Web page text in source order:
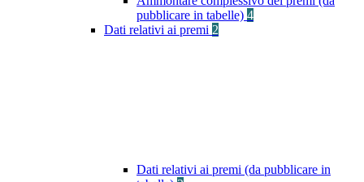
pubblicare in tabelle) 4
Dati relativi ai premi 2
Dati relativi ai premi (da pubblicare in